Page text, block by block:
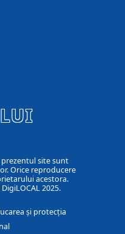
site sunt
Orice reproducere
acestora.
2025.
și protecția